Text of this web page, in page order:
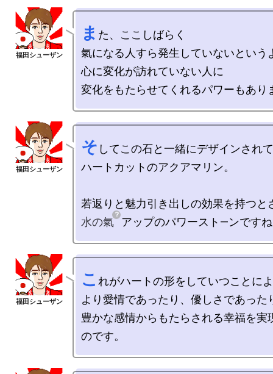
ま た、ここしばらく
氣になる人すら発生していないという
心に変化が訪れていない人に
そ してこの石と一緒にデザインされ
ハートカットのアクアマリン。
水の氣
こ れがハートの形をしていつことに
より愛情であったり、優しさであった
豊かな感情からもたらされる幸福を実